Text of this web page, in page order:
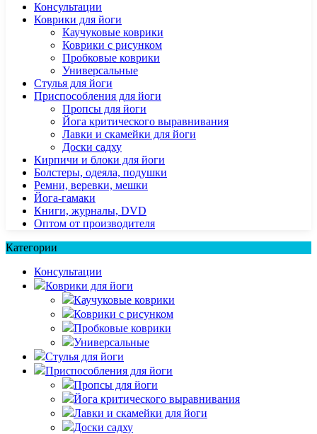
Консультации
Коврики для йоги
Каучуковые коврики
Коврики с рисунком
Пробковые коврики
Универсальные
Стулья для йоги
Приспособления для йоги
Пропсы для йоги
Йога критического выравнивания
Лавки и скамейки для йоги
Доски садху
Кирпичи и блоки для йоги
Болстеры, одеяла, подушки
Ремни, веревки, мешки
Йога-гамаки
Книги, журналы, DVD
Оптом от производителя
Категории
Консультации
Коврики для йоги
Каучуковые коврики
Коврики с рисунком
Пробковые коврики
Универсальные
Стулья для йоги
Приспособления для йоги
Пропсы для йоги
Йога критического выравнивания
Лавки и скамейки для йоги
Доски садху